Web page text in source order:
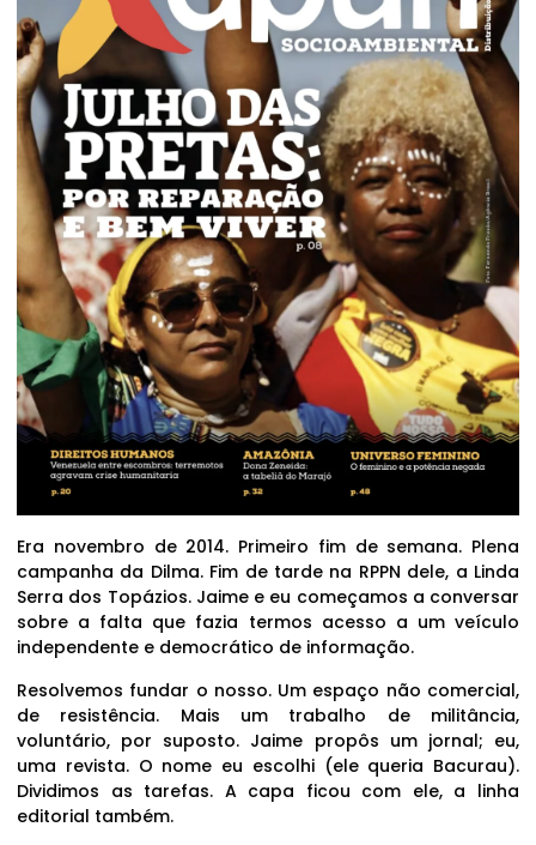
Era novembro de 2014. Primeiro fim de semana. Plena
campanha da Dilma. Fim de tarde na RPPN dele, a Linda
Serra dos Topázios. Jaime e eu começamos a conversar
sobre a falta que fazia termos acesso a um veículo
independente e democrático de informação.
Resolvemos fundar o nosso. Um espaço não comercial,
de resistência. Mais um trabalho de militância,
voluntário, por suposto. Jaime propôs um jornal; eu,
uma revista. O nome eu escolhi (ele queria Bacurau).
Dividimos as tarefas. A capa ficou com ele, a linha
editorial também.